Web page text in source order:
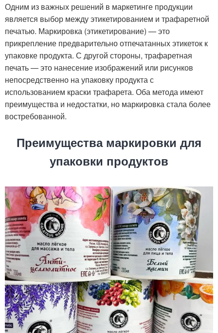
Одним из важных решений в маркетинге продукции
является выбор между этикетированием и трафаретной
печатью. Маркировка (этикетирование) — это
прикрепление предварительно отпечатанных этикеток к
упаковке продукта. С другой стороны, трафаретная
печать — это нанесение изображений или рисунков
непосредственно на упаковку продукта с
использованием краски трафарета. Оба метода имеют
преимущества и недостатки, но маркировка стала более
востребованной.
Преимущества маркировки для
упаковки продуктов